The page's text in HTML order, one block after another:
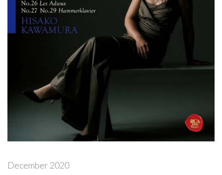
December 2020
your
password?
username?